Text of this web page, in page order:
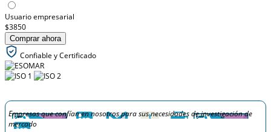
Usuario empresarial
$3850
Comprar ahora
Confiable y Certificado
Empresas que confían en nosotros para sus necesidades de investigación de
mercado